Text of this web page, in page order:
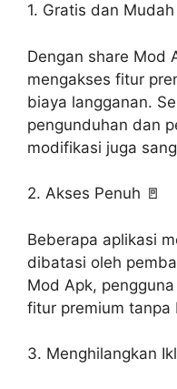
1. Gratis dan
Dengan share Mod
mengakses fitur
biaya langganan.
pengunduhan dan
modifikasi juga
2. Akses Penuh 🚪
Beberapa aplikasi
dibatasi oleh
Mod Apk,
fitur premium tanpa
3. Menghilangkan